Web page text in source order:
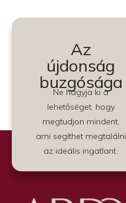
Az
újdonság
buzgósága
Ne hagyja ki a
lehetőséget, hogy
megtudjon mindent,
ami segíthet megtalálni
az ideális ingatlant.